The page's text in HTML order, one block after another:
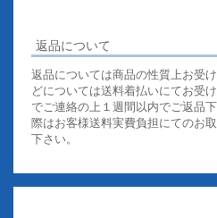
返品について
返品については商品の性質上お受
どについては送料着払いにてお受
でご連絡の上１週間以内でご返品
際はお客様送料実費負担にてのお
下さい。